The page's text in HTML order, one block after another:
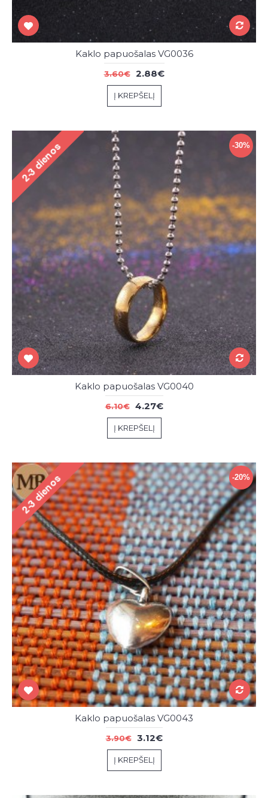
Kaklo papuošalas VG0036
3.60€ 2.88€
Į KREPŠELĮ
-30%
Kaklo papuošalas VG0040
6.10€ 4.27€
Į KREPŠELĮ
-20%
Kaklo papuošalas VG0043
3.90€ 3.12€
Į KREPŠELĮ